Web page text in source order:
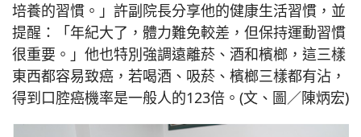
培養的習慣。」許副院長分享他的健康生活習慣，並
提醒：「年紀大了，體力難免較差，但保持運動習慣
很重要。」他也特別強調遠離菸、酒和檳榔，這三樣
東西都容易致癌，若喝酒、吸菸、檳榔三樣都有沾，
得到口腔癌機率是一般人的123倍。(文、圖／陳炳宏)